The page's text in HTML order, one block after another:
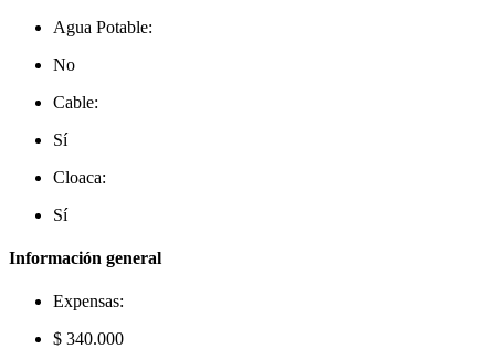
Agua Potable:
No
Cable:
Sí
Cloaca:
Sí
Información general
Expensas:
$ 340.000